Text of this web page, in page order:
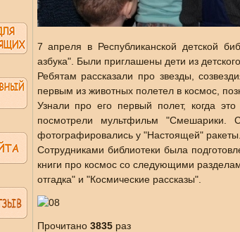
7 апреля в Республиканской детской
азбука". Были приглашены дети из
Ребятам рассказали про звезды,
первым из животных полетел в космос,
Узнали про его первый полет, когда
посмотрели мультфильм "Смешарики.
фотографировались у "Настоящей" ракеты.
Сотрудниками библиотеки была
книги про космос со следующими
отгадка" и "Космические рассказы".
Прочитано 3835раз